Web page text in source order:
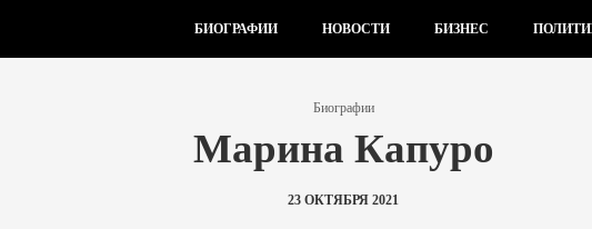
БИОГРАФИИ НОВОСТИ БИЗНЕС
Биографии
Марина Капуро
23 ОКТЯБРЯ 2021